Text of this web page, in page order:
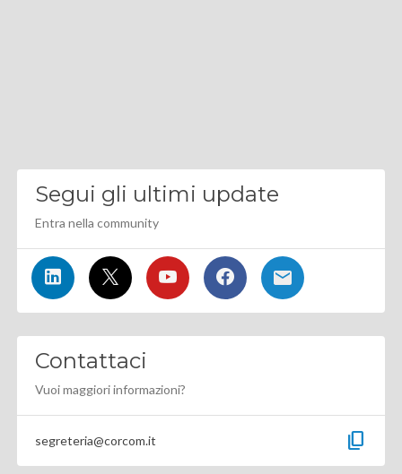
Segui gli ultimi update
Entra nella community
Contattaci
Vuoi maggiori informazioni?
segreteria@corcom.it content_copy